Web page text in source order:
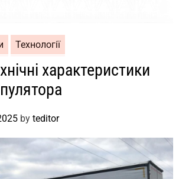
Технології
характеристики
by teditor